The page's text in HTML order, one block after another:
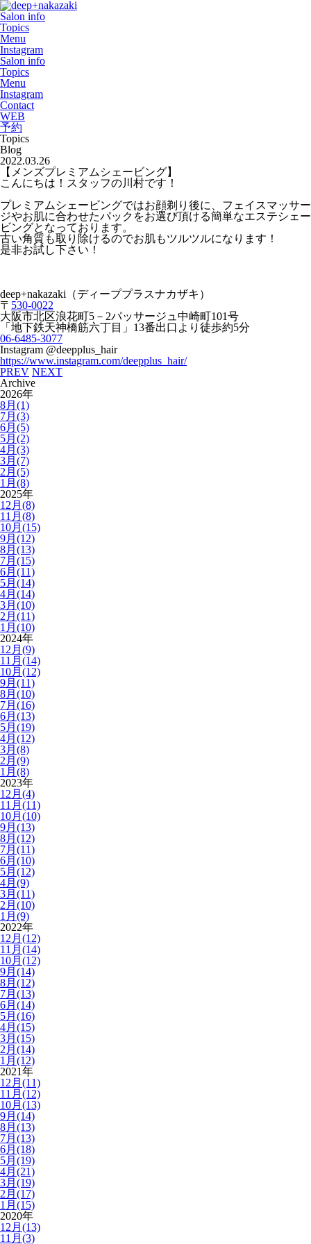
Salon info
Topics
Menu
Instagram
Salon info
Topics
Menu
Instagram
Contact
WEB
予約
Topics
Blog
2022.03.26
【メンズプレミアムシェービング】
こんにちは！スタッフの川村です！
プレミアムシェービングではお顔剃り後に、フェイスマッサー
ジやお肌に合わせたパックをお選び頂ける簡単なエステシェー
ビングとなっております。
古い角質も取り除けるのでお肌もツルツルになります！
是非お試し下さい！
deep+nakazaki （ディーププラスナカザキ）
〒 530-0022
大阪市北区浪花町5 － 2パッサージュ中崎町101号
「地下鉄天神橋筋六丁目」 13番出口より徒歩約5分
06-6485-3077
Instagram @deepplus_hair
https://www.instagram.com/deepplus_hair/
PREV NEXT
Archive
2026年
8月(1)
7月(3)
6月(5)
5月(2)
4月(3)
3月(7)
2月(5)
1月(8)
2025年
12月(8)
11月(8)
10月(15)
9月(12)
8月(13)
7月(15)
6月(11)
5月(14)
4月(14)
3月(10)
2月(11)
1月(10)
2024年
12月(9)
11月(14)
10月(12)
9月(11)
8月(10)
7月(16)
6月(13)
5月(19)
4月(12)
3月(8)
2月(9)
1月(8)
2023年
12月(4)
11月(11)
10月(10)
9月(13)
8月(12)
7月(11)
6月(10)
5月(12)
4月(9)
3月(11)
2月(10)
1月(9)
2022年
12月(12)
11月(14)
10月(12)
9月(14)
8月(12)
7月(13)
6月(14)
5月(16)
4月(15)
3月(15)
2月(14)
1月(12)
2021年
12月(11)
11月(12)
10月(13)
9月(14)
8月(13)
7月(13)
6月(18)
5月(19)
4月(21)
3月(19)
2月(17)
1月(15)
2020年
12月(13)
11月(3)